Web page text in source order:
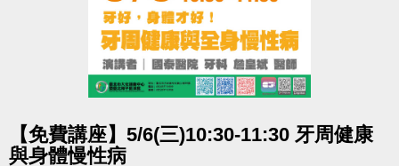
【免費講座】5/6(三)10:30-11:30 牙周健康
與身體慢性病